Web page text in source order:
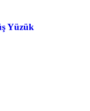
Yüzük